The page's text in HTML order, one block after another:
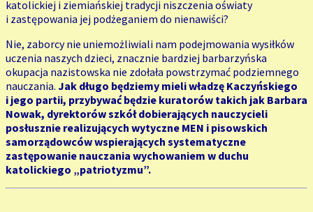
katolickiej i ziemiańskiej tradycji niszczenia oświaty
i zastępowania jej podżeganiem do nienawiści?
Nie, zaborcy nie uniemożliwiali nam podejmowania wysiłków
uczenia naszych dzieci, znacznie bardziej barbarzyńska
okupacja nazistowska nie zdołała powstrzymać podziemnego
nauczania. Jak długo będziemy mieli władzę Kaczyńskiego
i jego partii, przybywać będzie kuratorów takich jak Barbara
Nowak, dyrektorów szkół dobierających nauczycieli
posłusznie realizujących wytyczne MEN i pisowskich
samorządowców wspierających systematyczne
zastępowanie nauczania wychowaniem w duchu
katolickiego „patriotyzmu”.